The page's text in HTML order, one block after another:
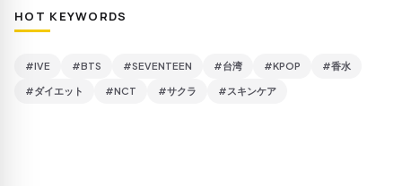
HOT KEYWORDS
#IVE #BTS #SEVENTEEN #台湾 #KPOP #香水
#ダイエット #NCT #サクラ #スキンケア